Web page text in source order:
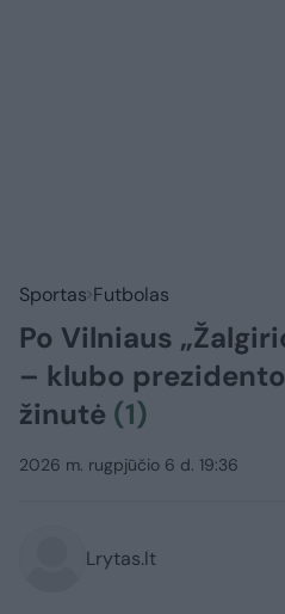
Sportas Futbolas
Po Vilniaus
– klubo
žinutė (1)
2026 m. rugpjūčio 6 d. 19:36
Lrytas.lt